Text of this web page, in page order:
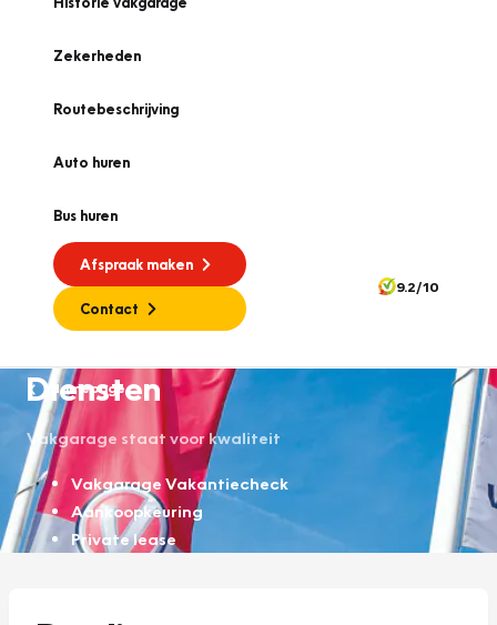
Zekerheden
Routebeschrijving
Auto huren
Bus huren
Afspraak maken
Contact
9.2/10
Homepage
Diensten
Vakgarage staat voor kwaliteit
Vakgarage Vakantiecheck
Aankoopkeuring
Private lease